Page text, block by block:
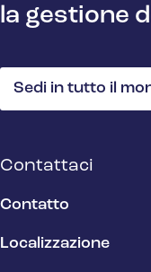
la gestione
Sedi in tutto il
Contattaci
Contatto
Localizzazione